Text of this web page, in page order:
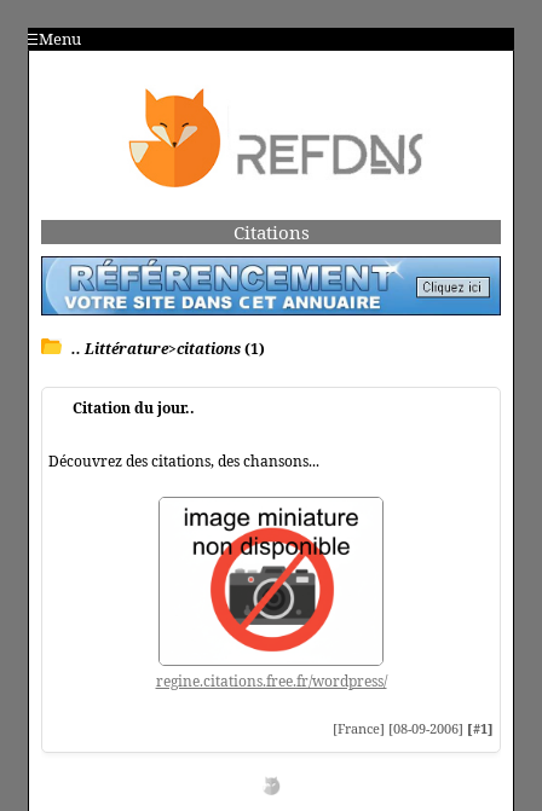
Menu
Citations
.. Littérature>citations(1)
Citation du jour..
Découvrez des citations, des chansons...
regine.citations.free.fr/wordpress/
[France] [08-09-2006] [#1]